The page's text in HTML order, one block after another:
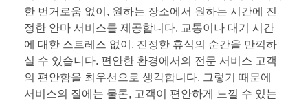
한 번거로움 없이, 원하는 장소에서 원하는 시간에 진
정한 안마 서비스를 제공합니다. 교통이나 대기 시간
에 대한 스트레스 없이, 진정한 휴식의 순간을 만끽하
실 수 있습니다. 편안한 환경에서의 전문 서비스 고객
의 편안함을 최우선으로 생각합니다. 그렇기 때문에
서비스의 질에는 물론, 고객이 편안하게 느낄 수 있는